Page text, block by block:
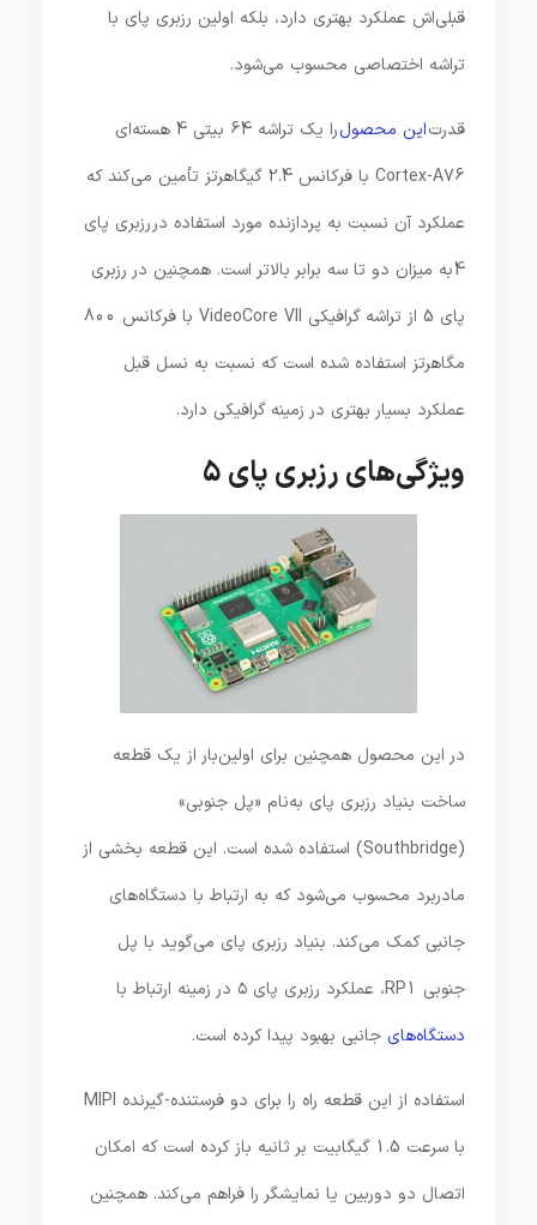
قبلی‌اش عملکرد بهتری دارد، بلکه اولین رزبری پای با
تراشه اختصاصی محسوب می‌شود.
قدرتاین محصول
را یک تراشه 64 بیتی 4 هسته‌ای
Cortex-A76 با فرکانس 2.4 گیگاهرتز تأمین می‌کند که
عملکرد آن نسبت به پردازنده مورد استفاده در رزبری پای
4 به میزان دو تا سه برابر بالاتر است. همچنین در رزبری
پای 5 از تراشه گرافیکی VideoCore VII با فرکانس 800
مگاهرتز استفاده شده است که نسبت به نسل قبل
عملکرد بسیار بهتری در زمینه گرافیکی دارد.
ویژگی‌های رزبری پای ۵
در این محصول همچنین برای اولین‌بار از یک قطعه
ساخت بنیاد رزبری پای به‌نام «پل جنوبی»
(Southbridge) استفاده شده است. این قطعه بخشی از
مادربرد محسوب می‌شود که به ارتباط با دستگاه‌های
جانبی کمک می‌کند. بنیاد رزبری پای می‌گوید با پل
جنوبی RP1، عملکرد رزبری پای ۵ در زمینه ارتباط با
دستگاه‌های جانبی بهبود پیدا کرده است.
استفاده از این قطعه راه را برای دو فرستنده-گیرنده MIPI
با سرعت 1.5 گیگابیت بر ثانیه باز کرده است که امکان
اتصال دو دوربین یا نمایشگر را فراهم می‌کند. همچنین